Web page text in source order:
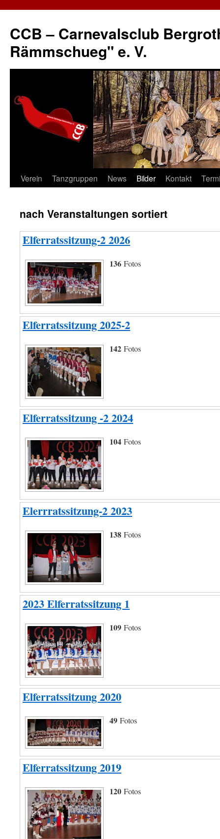
CCB – Carnevalsclub
Rämmschueg" e. V.
Springe
Inhalt
Verein Tanzgruppen News Bilder Kontakt
nach Veranstaltungen sortiert
Elferratssitzung-2 2026
136 Fotos
Elferratssitzung 2025-2
142 Fotos
Elferratssitzung -2 2024
104 Fotos
Elerrratssitzung-2 2023
138 Fotos
2023 Elferratssitzung 1
109 Fotos
Elferratssitzung 2020
49 Fotos
Elferratssitzung 2019
120 Fotos